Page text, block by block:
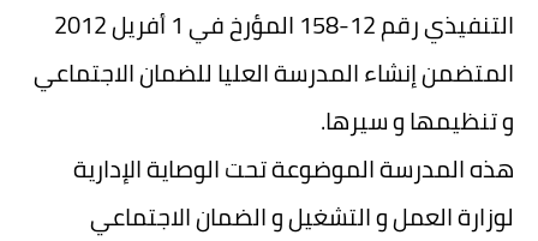
التنفيذي رقم 12-158 المؤرخ في 1 أفريل 2012
المتضمن إنشاء المدرسة العليا للضمان الاجتماعي
و تنظيمها و سيرها.
هذه المدرسة الموضوعة تحت الوصاية الإدارية
لوزارة العمل و التشغيل و الضمان الاجتماعي